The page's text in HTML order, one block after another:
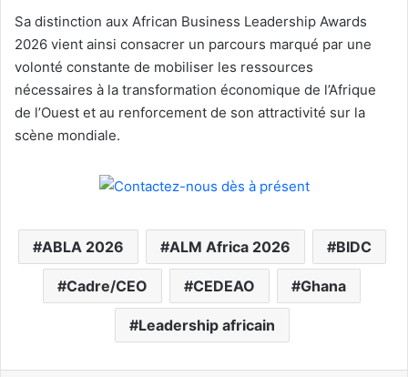
Sa distinction aux African Business Leadership Awards
2026 vient ainsi consacrer un parcours marqué par une
volonté constante de mobiliser les ressources
nécessaires à la transformation économique de l’Afrique
de l’Ouest et au renforcement de son attractivité sur la
scène mondiale.
ABLA 2026 ALM Africa 2026 BIDC
Cadre/CEO CEDEAO Ghana
Leadership africain